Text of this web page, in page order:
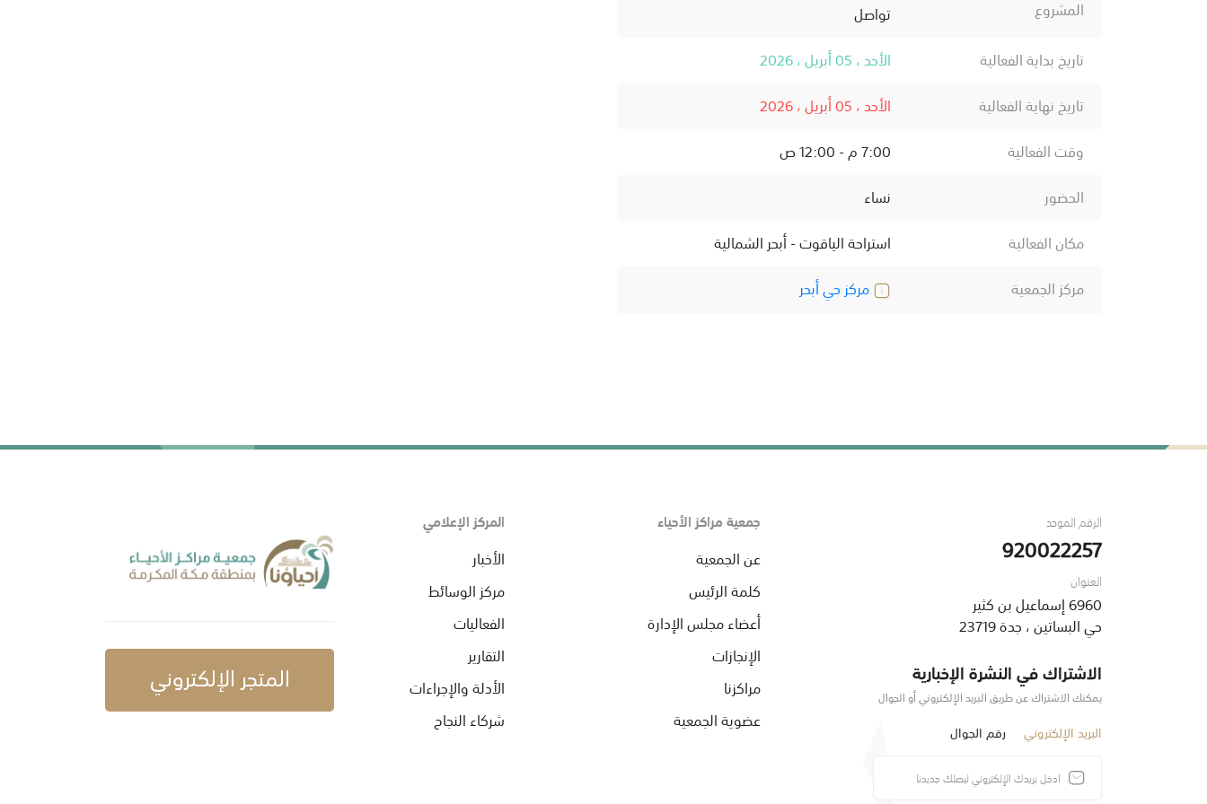
المشروع
تواصل
تاريخ بداية الفعالية
الأحد ، 05 أبريل ، 2026
تاريخ نهاية الفعالية
الأحد ، 05 أبريل ، 2026
وقت الفعالية
7:00 م - 12:00 ص
الحضور
نساء
مكان الفعالية
استراحة الياقوت - أبحر الشمالية
مركز الجمعية
مركز حي أبحر
الرقم الموحد
920022257
العنوان
6960 إسماعيل بن كثير
حي البساتين ، جدة 23719
الاشتراك في النشرة الإخبارية
يمكنك الاشتراك عن طريق البريد الإلكتروني أو الجوال
البريد الإلكتروني رقم الجوال
جمعية مراكز الأحياء
عن الجمعية
كلمة الرئيس
أعضاء مجلس الإدارة
الإنجازات
مراكزنا
عضوية الجمعية
المركز الإعلامي
الأخبار
مركز الوسائط
الفعاليات
التقارير
الأدلة والإجراءات
شركاء النجاح
المتجر الإلكتروني